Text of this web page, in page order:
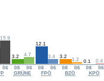
06 08 06 08 06 08 06 08 06
GRÜNE FPÖ BZÖ KPÖ
15.9
3.2 4.7
12.1
3.4 3.2
1.2 0.1 0.4